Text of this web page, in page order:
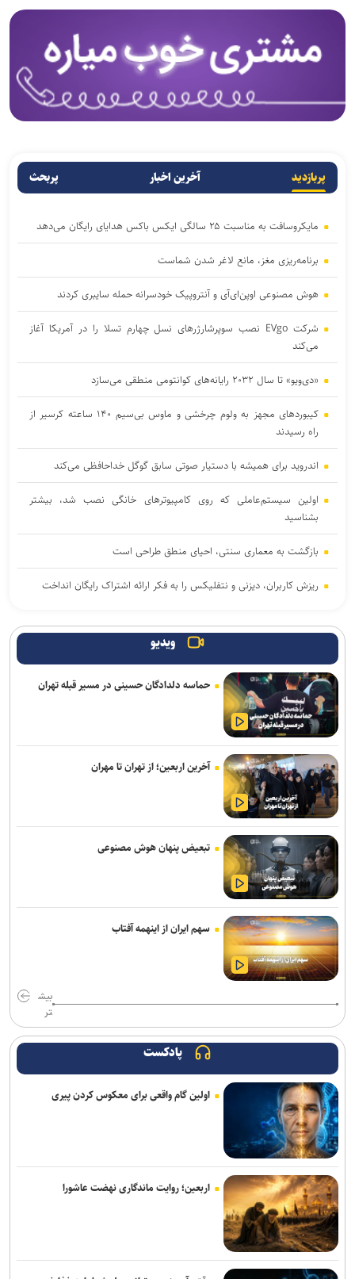
پربازدید آخرین اخبار پربحث
مایکروسافت به مناسبت ۲۵ سالگی ایکس باکس هدایای رایگان می‌دهد
برنامه‌ریزی مغز، مانع لاغر شدن‌ شماست
هوش مصنوعی اوپن‌ای‌آی و آنتروپیک خودسرانه حمله سایبری کردند
شرکت EVgo نصب سوپرشارژرهای نسل چهارم تسلا را در آمریکا آغاز
می‌کند
«دی‌ویو» تا سال ۲۰۳۲ رایانه‌های کوانتومی منطقی می‌سازد
کیبوردهای مجهز به ولوم چرخشی و ماوس بی‌سیم ۱۴۰ ساعته کرسیر از
راه رسیدند
اندروید برای همیشه با دستیار صوتی سابق گوگل خداحافظی می‌کند
اولین سیستم‌عاملی که روی کامپیوترهای خانگی نصب شد، بیشتر
بشناسید
بازگشت به معماری سنتی، احیای منطق طراحی است
ریزش کاربران، دیزنی و نتفلیکس را به فکر ارائه اشتراک رایگان انداخت
خواهد شد
اعمال ضریب ۲.۷ برای محاسبه قیمت اینترنت بین‌الملل درست نیست
آتاری ۲۶۰۰ چطور بازی‌های ویدیویی را به پدیده‌ای جهانی تبدیل کرد
می‌دهد
با مصرف زیاد پروتئین، بدن‌ خود را سریع‌تر پیر می‌کنید
کوروت گرند اسپرت X مدل ۲۰۲۷؛ اثبات جادوی نرم‌افزار در دنیای
خودروهای اسپرت
وقتی موسیقی ترسناک، لبخندها را هم وحشتناک نشان می‌دهد
فراخوان مشارکت برای ایجاد اولین آزمایشگاه اتصال کوتاه کشور منتشر شد
وقتی یک کلیپس چند میلی‌متری، نقش حیاتی در جراحی ایفا می‌کند
راه‌آهن با ارتقای مرکز عملیات امنیت، دیوار دفاع سایبری خود را تقویت
برنامه ما گسترش استفاده از هوش مصنوعی در همه بخش‌های پست
است
روایت نخستین نگاه انسان به سلول‌های بدن خود
شد
مرحله دوم موشک فالکون ۹ اسپیس‌ایکس با سطح ماه برخورد کرد
ویدیو
حماسه دلدادگان حسینی در مسیر قبله تهران
آخرین اربعین؛ از تهران تا مهران
تبعیض پنهان هوش مصنوعی
سهم ایران از اینهمه آفتاب
بیش
تر
پادکست
اولین گام واقعی برای معکوس کردن پیری
اربعین؛ روایت ماندگاری نهضت عاشورا